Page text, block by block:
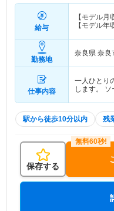
給与
【モデル月
【モデル年
勤務地
奈良県 奈良
仕事内容
一人ひとり
します。
駅から徒歩10分以内 残
保存する